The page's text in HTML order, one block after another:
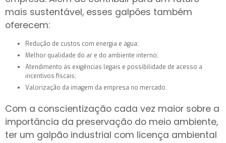
mais sustentável, esses galpões também
oferecem:
Redução de custos com energia e água;
Melhor qualidade do ar e do ambiente interno;
Atendimento às exigências legais e possibilidade de acesso a
incentivos fiscais;
Valorização da imagem da empresa no mercado.
Com a conscientização cada vez maior sobre a
importância da preservação do meio ambiente,
ter um galpão industrial com licença ambiental